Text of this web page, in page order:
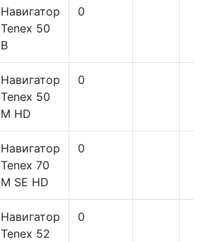
Навигатор
Tenex 50
B
0
Навигатор
Tenex 50
M HD
0
Навигатор
Tenex 70
M SE HD
0
Навигатор
Tenex 52
0